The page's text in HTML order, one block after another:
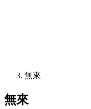
無來
無來